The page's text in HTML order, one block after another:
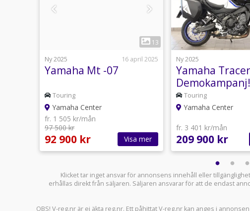
13
Ny 2025
16 april 2025
Yamaha Mt -07
Touring
Yamaha Center
fr. 1 505 kr/mån
97 500 kr
92 900 kr Visa mer
1
Ny 2025
Yamaha
Demokampanj!
Touring
Yamaha Center
fr. 3 401 kr/mån
209 900 kr
Klicket tar inget ansvar för annonsens innehåll eller
erhållas direkt från säljaren. Säljaren ansvarar för att de endast
OBS! V-reg.nr är ej äkta reg.nr. Ett påhittat V-reg.nr kan anges i